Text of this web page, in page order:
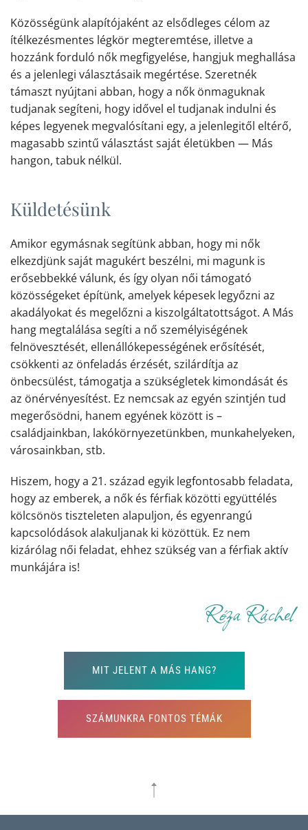
Közösségünk alapítójaként az elsődleges célom az
ítélkezésmentes légkör megteremtése, illetve a
hozzánk forduló nők megfigyelése, hangjuk meghallása
és a jelenlegi választásaik megértése. Szeretnék
támaszt nyújtani abban, hogy a nők önmaguknak
tudjanak segíteni, hogy idővel el tudjanak indulni és
képes legyenek megvalósítani egy, a jelenlegitől eltérő,
magasabb szintű választást saját életükben — Más
hangon, tabuk nélkül.
Küldetésünk
Amikor egymásnak segítünk abban, hogy mi nők
elkezdjünk saját magukért beszélni, mi magunk is
erősebbekké válunk, és így olyan női támogató
közösségeket építünk, amelyek képesek legyőzni az
akadályokat és megelőzni a kiszolgáltatottságot. A Más
hang megtalálása segíti a nő személyiségének
felnövesztését, ellenállókepességének erősítését,
csökkenti az önfeladás érzését, szilárdítja az
önbecsülést, támogatja a szükségletek kimondását és
az önérvényesítést. Ez nemcsak az egyén szintjén tud
megerősödni, hanem egyének között is –
családjainkban, lakókörnyezetünkben, munkahelyeken,
városainkban, stb.
Hiszem, hogy a 21. század egyik legfontosabb feladata,
hogy az emberek, a nők és férfiak közötti együttélés
kölcsönös tiszteleten alapuljon, és egyenrangú
kapcsolódások alakuljanak ki közöttük. Ez nem
kizárólag női feladat, ehhez szükség van a férfiak aktív
munkájára is!
MIT JELENT A MÁS HANG?
SZÁMUNKRA FONTOS TÉMÁK